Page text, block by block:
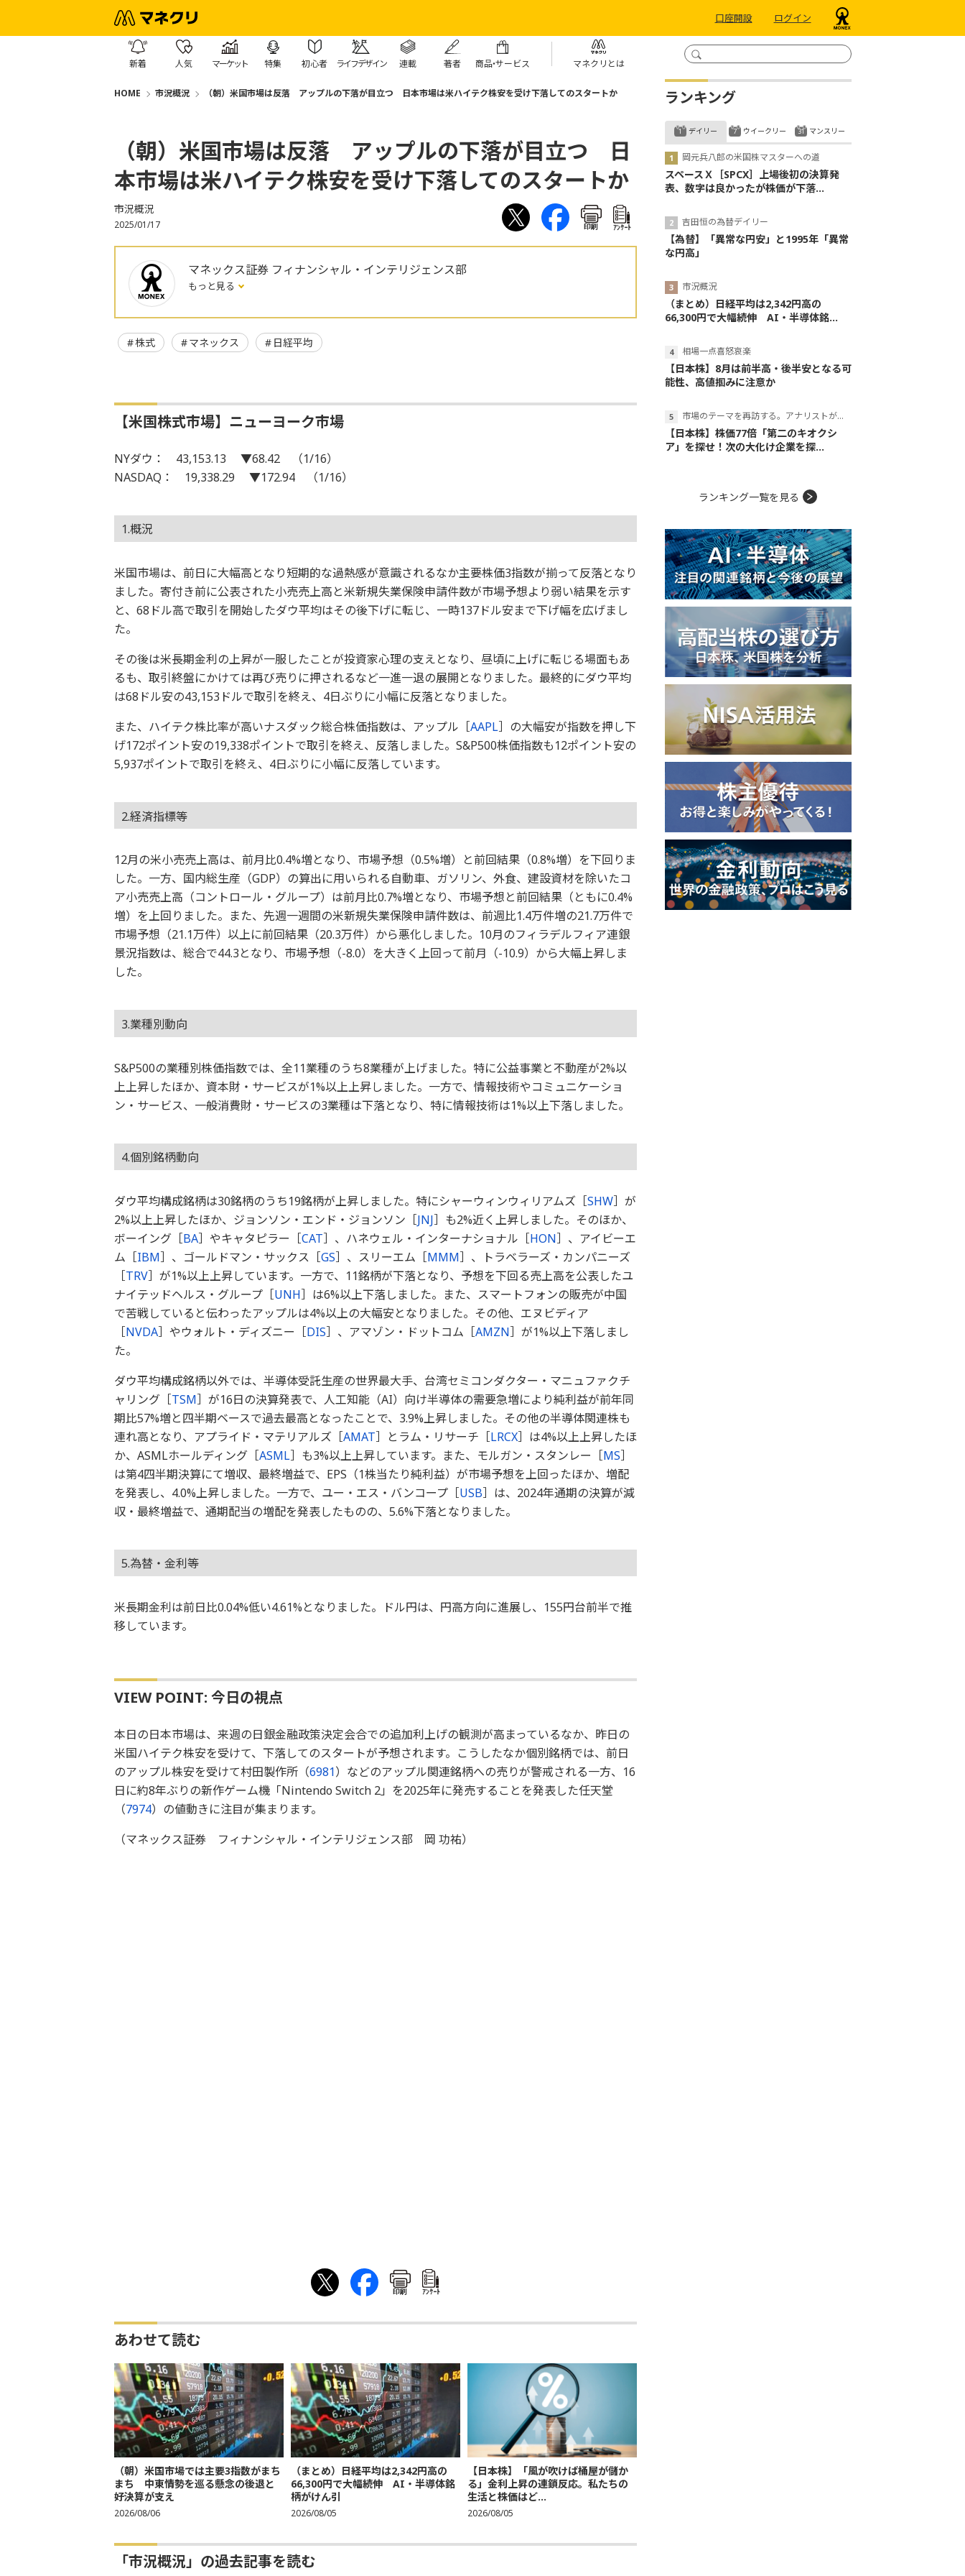
口座開設 ログイン
新着 人気 マーケット 特集 初心者 ライフデザイン 連載 著者 商品・サービス マネクリとは
HOME 市況概況 （朝）米国市場は反落 アップルの下落が目立つ 日本市場は米ハイテク株安を受け下落してのスタートか
（朝）米国市場は反落 アップルの下落が目立つ 日
本市場は米ハイテク株安を受け下落してのスタートか
市況概況
2025/01/17 印刷 ｱﾝｹｰﾄ
マネックス証券 フィナンシャル・インテリジェンス部
もっと見る
株式 マネックス 日経平均
【米国株式市場】ニューヨーク市場
NYダウ： 43,153.13 ▼68.42 （1/16）
NASDAQ： 19,338.29 ▼172.94 （1/16）
1.概況
米国市場は、前日に大幅高となり短期的な過熱感が意識されるなか主要株価3指数が揃って反落となり
ました。寄付き前に公表された小売売上高と米新規失業保険申請件数が市場予想より弱い結果を示す
と、68ドル高で取引を開始したダウ平均はその後下げに転じ、一時137ドル安まで下げ幅を広げまし
た。
その後は米長期金利の上昇が一服したことが投資家心理の支えとなり、昼頃に上げに転じる場面もあ
るも、取引終盤にかけては再び売りに押されるなど一進一退の展開となりました。最終的にダウ平均
は68ドル安の43,153ドルで取引を終え、4日ぶりに小幅に反落となりました。
また、ハイテク株比率が高いナスダック総合株価指数は、アップル［AAPL］の大幅安が指数を押し下
げ172ポイント安の19,338ポイントで取引を終え、反落しました。S&P500株価指数も12ポイント安の
5,937ポイントで取引を終え、4日ぶりに小幅に反落しています。
2.経済指標等
12月の米小売売上高は、前月比0.4%増となり、市場予想（0.5%増）と前回結果（0.8%増）を下回りま
した。一方、国内総生産（GDP）の算出に用いられる自動車、ガソリン、外食、建設資材を除いたコ
ア小売売上高（コントロール・グループ）は前月比0.7%増となり、市場予想と前回結果（ともに0.4%
増）を上回りました。また、先週一週間の米新規失業保険申請件数は、前週比1.4万件増の21.7万件で
市場予想（21.1万件）以上に前回結果（20.3万件）から悪化しました。10月のフィラデルフィア連銀
景況指数は、総合で44.3となり、市場予想（-8.0）を大きく上回って前月（-10.9）から大幅上昇しま
した。
3.業種別動向
S&P500の業種別株価指数では、全11業種のうち8業種が上げました。特に公益事業と不動産が2%以
上上昇したほか、資本財・サービスが1%以上上昇しました。一方で、情報技術やコミュニケーショ
ン・サービス、一般消費財・サービスの3業種は下落となり、特に情報技術は1%以上下落しました。
4.個別銘柄動向
ダウ平均構成銘柄は30銘柄のうち19銘柄が上昇しました。特にシャーウィンウィリアムズ［SHW］が
2%以上上昇したほか、ジョンソン・エンド・ジョンソン［JNJ］も2%近く上昇しました。そのほか、
ボーイング［BA］やキャタピラー［CAT］、ハネウェル・インターナショナル［HON］、アイビーエ
ム［IBM］、ゴールドマン・サックス［GS］、スリーエム［MMM］、トラベラーズ・カンパニーズ
［TRV］が1%以上上昇しています。一方で、11銘柄が下落となり、予想を下回る売上高を公表したユ
ナイテッドヘルス・グループ［UNH］は6%以上下落しました。また、スマートフォンの販売が中国
で苦戦していると伝わったアップルは4%以上の大幅安となりました。その他、エヌビディア
［NVDA］やウォルト・ディズニー［DIS］、アマゾン・ドットコム［AMZN］が1%以上下落しまし
た。
ダウ平均構成銘柄以外では、半導体受託生産の世界最大手、台湾セミコンダクター・マニュファクチ
ャリング［TSM］が16日の決算発表で、人工知能（AI）向け半導体の需要急増により純利益が前年同
期比57%増と四半期ベースで過去最高となったことで、3.9%上昇しました。その他の半導体関連株も
連れ高となり、アプライド・マテリアルズ［AMAT］とラム・リサーチ［LRCX］は4%以上上昇したほ
か、ASMLホールディング［ASML］も3%以上上昇しています。また、モルガン・スタンレー［MS］
は第4四半期決算にて増収、最終増益で、EPS（1株当たり純利益）が市場予想を上回ったほか、増配
を発表し、4.0%上昇しました。一方で、ユー・エス・バンコープ［USB］は、2024年通期の決算が減
収・最終増益で、通期配当の増配を発表したものの、5.6%下落となりました。
5.為替・金利等
米長期金利は前日比0.04%低い4.61%となりました。ドル円は、円高方向に進展し、155円台前半で推
移しています。
VIEW POINT: 今日の視点
本日の日本市場は、来週の日銀金融政策決定会合での追加利上げの観測が高まっているなか、昨日の
米国ハイテク株安を受けて、下落してのスタートが予想されます。こうしたなか個別銘柄では、前日
のアップル株安を受けて村田製作所（6981）などのアップル関連銘柄への売りが警戒される一方、16
日に約8年ぶりの新作ゲーム機「Nintendo Switch 2」を2025年に発売することを発表した任天堂
（7974）の値動きに注目が集まります。
（マネックス証券 フィナンシャル・インテリジェンス部 岡 功祐）
印刷 ｱﾝｹｰﾄ
あわせて読む
（朝）米国市場では主要3指数がまち
まち 中東情勢を巡る懸念の後退と
好決算が支え
2026/08/06
（まとめ）日経平均は2,342円高の
66,300円で大幅続伸 AI・半導体銘
柄がけん引
2026/08/05
【日本株】「風が吹けば桶屋が儲か
る」金利上昇の連鎖反応。私たちの
生活と株価はど...
2026/08/05
「市況概況」の過去記事を読む
ランキング
デイリー
岡元兵八郎の米国株マスターへの道
スペースＸ［SPCX］上場後初の決算発
表、数字は良かったが株価が下落...
吉田恒の為替デイリー
【為替】「異常な円安」と1995年「異常
な円高」
市況概況
（まとめ）日経平均は2,342円高の
66,300円で大幅続伸 AI・半導体銘...
相場一点喜怒哀楽
【日本株】8月は前半高・後半安となる可
能性、高値掴みに注意か
市場のテーマを再訪する。アナリストが読み解くテーマの本質
【日本株】株価77倍「第二のキオクシ
ア」を探せ！次の大化け企業を探...
ウイークリー マンスリー
ランキング一覧を見る